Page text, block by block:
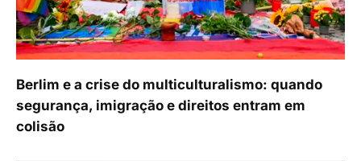
Berlim e a crise do multiculturalismo: quando
segurança, imigração e direitos entram em
colisão